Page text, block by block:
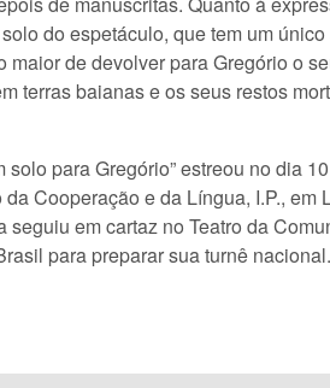
do espetáculo, que tem um
maior de devolver para Gregório o
terras baianas e os seus restos
solo para Gregório” estreou no dia
Cooperação e da Língua, I.P., em
seguiu em cartaz no Teatro da
para preparar sua turnê nacional.